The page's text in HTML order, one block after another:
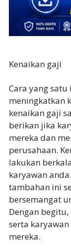
Kenaikan gaji
Cara yang
meningkatkan
kenaikan gaji
berikan jika
mereka dan
perusahaan.
lakukan
karyawan
tambahan ini
bersemangat
Dengan
serta
mereka.